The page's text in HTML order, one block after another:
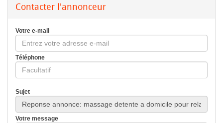
Contacter l'annonceur
Votre e-mail
Téléphone
Sujet
Votre message